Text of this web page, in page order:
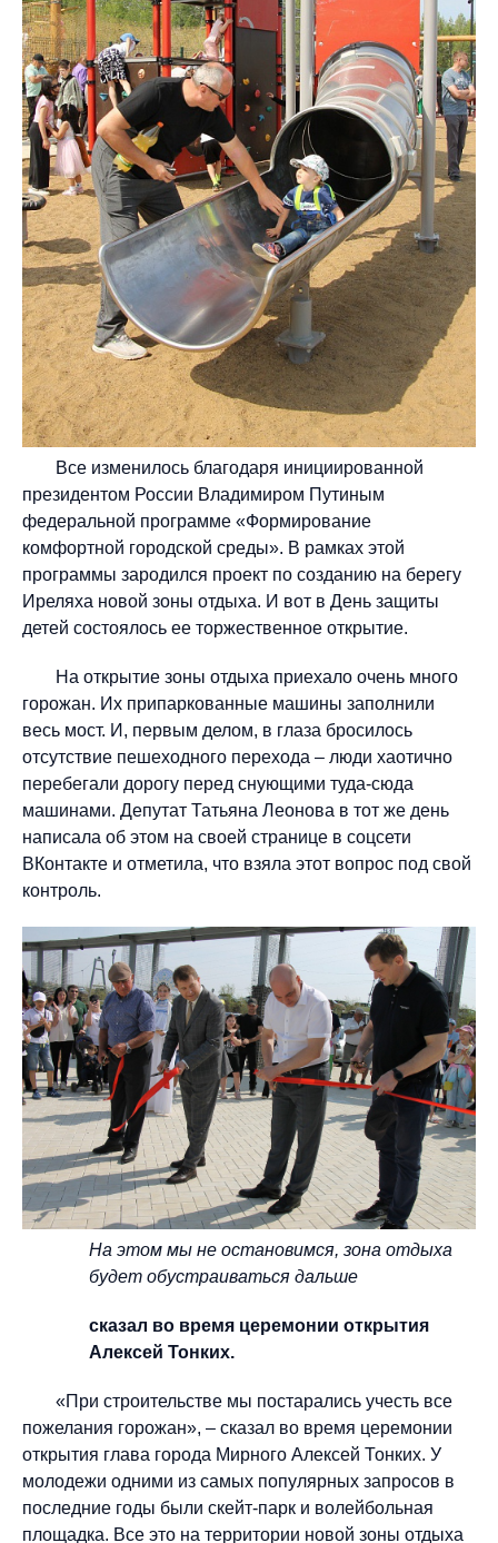
Все изменилось благодаря инициированной
президентом России Владимиром Путиным
федеральной программе «Формирование
комфортной городской среды». В рамках этой
программы зародился проект по созданию на берегу
Иреляха новой зоны отдыха. И вот в День защиты
детей состоялось ее торжественное открытие.
На открытие зоны отдыха приехало очень много
горожан. Их припаркованные машины заполнили
весь мост. И, первым делом, в глаза бросилось
отсутствие пешеходного перехода – люди хаотично
перебегали дорогу перед снующими туда-сюда
машинами. Депутат Татьяна Леонова в тот же день
написала об этом на своей странице в соцсети
ВКонтакте и отметила, что взяла этот вопрос под свой
контроль.
На этом мы не остановимся, зона отдыха
будет обустраиваться дальше
сказал во время церемонии открытия
Алексей Тонких.
«При строительстве мы постарались учесть все
пожелания горожан», – сказал во время церемонии
открытия глава города Мирного Алексей Тонких. У
молодежи одними из самых популярных запросов в
последние годы были скейт-парк и волейбольная
площадка. Все это на территории новой зоны отдыха